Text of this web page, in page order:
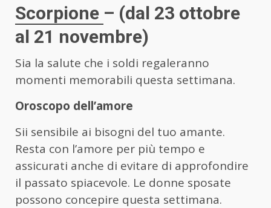
Scorpione – (dal 23 ottobre
al 21 novembre)
Sia la salute che i soldi regaleranno
momenti memorabili questa settimana.
Oroscopo dell’amore
Sii sensibile ai bisogni del tuo amante.
Resta con l’amore per più tempo e
assicurati anche di evitare di approfondire
il passato spiacevole. Le donne sposate
possono concepire questa settimana.